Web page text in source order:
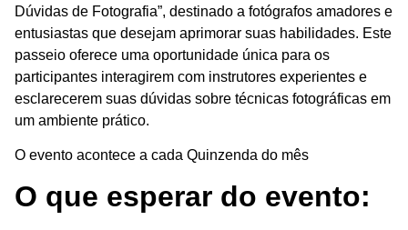
Dúvidas de Fotografia”, destinado a fotógrafos amadores e
entusiastas que desejam aprimorar suas habilidades. Este
passeio oferece uma oportunidade única para os
participantes interagirem com instrutores experientes e
esclarecerem suas dúvidas sobre técnicas fotográficas em
um ambiente prático.
O evento acontece a cada Quinzenda do mês
O que esperar do evento: